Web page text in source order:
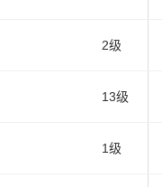
2级
13级
1级